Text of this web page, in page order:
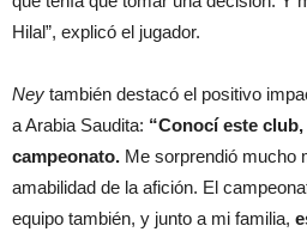
Hilal”, explicó el jugador.
Ney también destacó el positivo
a Arabia Saudita: “Conocí este
campeonato. Me sorprendió mucho
amabilidad de la afición. El
equipo también, y junto a mi familia,